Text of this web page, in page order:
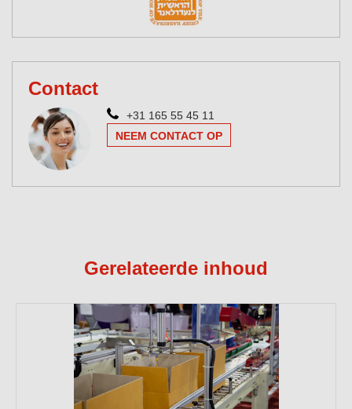
Contact
+31 165 55 45 11
NEEM CONTACT OP
Gerelateerde inhoud